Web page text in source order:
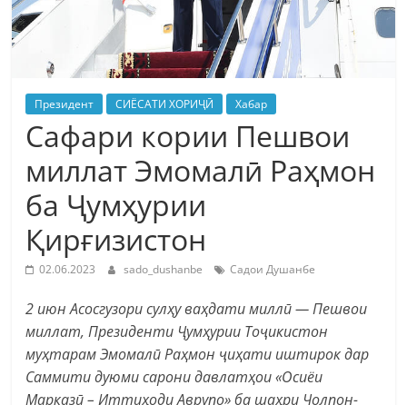
Президент СИЁСАТИ ХОРИҶӢ Хабар
Сафари кории Пешвои
миллат Эмомалӣ Раҳмон
ба Ҷумҳурии
Қирғизистон
02.06.2023 sado_dushanbe Садои Душанбе
2 июн Асосгузори сулҳу ваҳдати миллӣ — Пешвои
миллат, Президенти Ҷумҳурии Тоҷикистон
муҳтарам Эмомалӣ Раҳмон ҷиҳати иштирок дар
Саммити дуюми сарони давлатҳои «Осиёи
Марказӣ – Иттиҳоди Аврупо» ба шаҳри Чолпон-